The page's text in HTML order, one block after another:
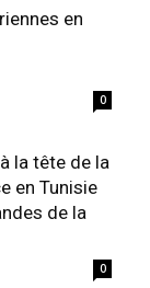
en
0
la tête de la
en Tunisie
de la
0